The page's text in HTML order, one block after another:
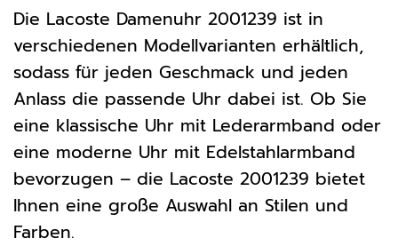
Die Lacoste Damenuhr 2001239 ist in
verschiedenen Modellvarianten erhältlich,
sodass für jeden Geschmack und jeden
Anlass die passende Uhr dabei ist. Ob Sie
eine klassische Uhr mit Lederarmband oder
eine moderne Uhr mit Edelstahlarmband
bevorzugen – die Lacoste 2001239 bietet
Ihnen eine große Auswahl an Stilen und
Farben.